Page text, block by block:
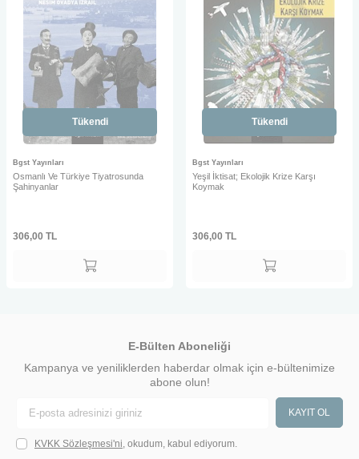
Tükendi
Bgst Yayınları
Osmanlı Ve Türkiye Tiyatrosunda
Şahinyanlar
306,00 TL
Tükendi
Bgst Yayınları
Yeşil İktisat; Ekolojik Krize Karşı
Koymak
306,00 TL
E-Bülten Aboneliği
Kampanya ve yeniliklerden haberdar olmak için e-bültenimize
abone olun!
KAYIT OL
KVKK Sözleşmesi'ni , okudum, kabul ediyorum.